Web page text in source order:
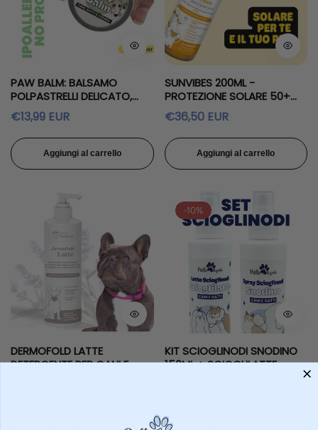
PAW BALM: BALSAMO
POLPASTRELLI DELICATO,
NUTRIENTE IPOALLERGENICO,
NO PROFUMI
Prezzo
regolare
€13,99 EUR
Aggiungi al carrello
SUNVIBES 200ML -
PROTEZIONE SOLARE 50+
PER CANI, GATTI, CONIGLI E
UMANI NO PROFUMO
Prezzo
regolare
€36,50 EUR
Aggiungi al carrello
DERMOFOLD LATTE
DETERGENTE PER CANI E
-10%
KIT SCIOGLINODI SNODINO
150ML + SCIOGLILATTE